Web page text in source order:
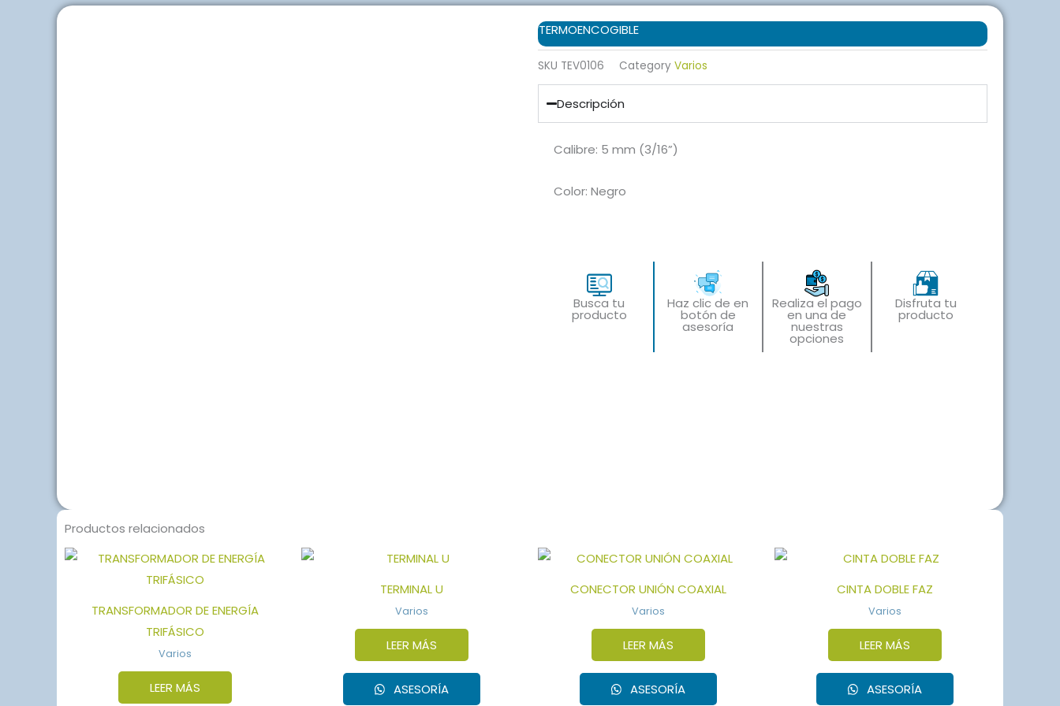
TERMOENCOGIBLE
SKU TEV0106 Category Varios
Descripción
Calibre: 5 mm (3/16”)
Color: Negro
Busca tu
producto
Haz clic de en
botón de
asesoría
Realiza el pago
en una de
nuestras
opciones
Disfruta tu
producto
Productos relacionados
TRANSFORMADOR DE ENERGÍA
TRIFÁSICO
Varios
LEER MÁS
TERMINAL U
Varios
LEER MÁS
ASESORÍA
CONECTOR UNIÓN COAXIAL
Varios
LEER MÁS
ASESORÍA
CINTA DOBLE FAZ
Varios
LEER MÁS
ASESORÍA